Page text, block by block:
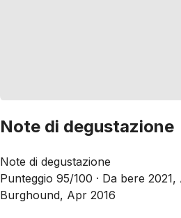
Note di degustazione
Note di degustazione
Punteggio 95/100 · Da bere
Burghound, Apr 2016